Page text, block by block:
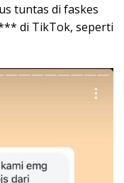
tuntas di faskes
di TikTok, seperti